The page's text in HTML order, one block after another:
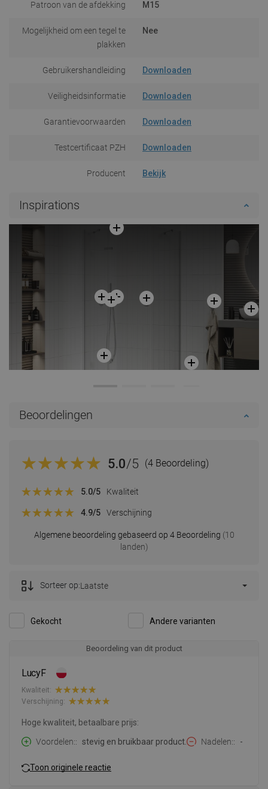
Patroon van de afdekking M15
Mogelijkheid om een tegel te
plakken
Nee
Gebruikershandleiding Downloaden
Veiligheidsinformatie Downloaden
Garantievoorwaarden Downloaden
Testcertificaat PZH Downloaden
Producent Bekijk
Inspirations
Beoordelingen
5.0/5 (4 Beoordeling)
Algemene beoordeling gebaseerd op 4 Beoordeling (10
landen)
5.0/5 Kwaliteit
4.9/5 Verschijning
Gekocht Andere varianten
Sorteer op:Laatste
Beoordeling van dit product
LucyF
Kwaliteit:
Verschijning:
Hoge kwaliteit, betaalbare prijs:
Voordelen:
stevig en bruikbaar product. Nadelen: -
Toon originele reactie